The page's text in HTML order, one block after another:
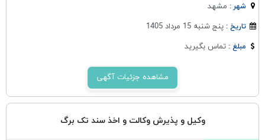
شهر : مشهد
تاریخ :پنج شنبه 15 مرداد 1405
مبلغ :تماس بگیرید
مشاهده جزئیات آگهی
وکیل و پذیرش وکالت و اخذ سند تک برگ